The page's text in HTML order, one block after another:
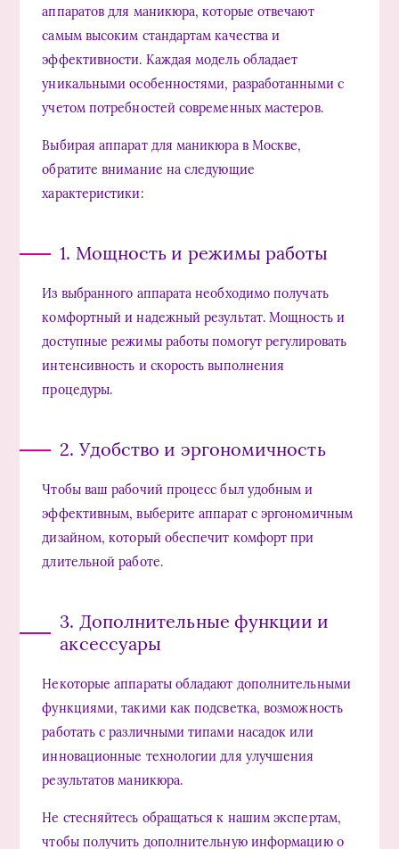
аппаратов для маникюра, которые отвечают
самым высоким стандартам качества и
эффективности. Каждая модель обладает
уникальными особенностями, разработанными с
учетом потребностей современных мастеров.
Выбирая аппарат для маникюра в Москве,
обратите внимание на следующие
характеристики:
1. Мощность и режимы работы
Из выбранного аппарата необходимо получать
комфортный и надежный результат. Мощность и
доступные режимы работы помогут регулировать
интенсивность и скорость выполнения
процедуры.
2. Удобство и эргономичность
Чтобы ваш рабочий процесс был удобным и
эффективным, выберите аппарат с эргономичным
дизайном, который обеспечит комфорт при
длительной работе.
3. Дополнительные функции и
аксессуары
Некоторые аппараты обладают дополнительными
функциями, такими как подсветка, возможность
работать с различными типами насадок или
инновационные технологии для улучшения
результатов маникюра.
Не стесняйтесь обращаться к нашим экспертам,
чтобы получить дополнительную информацию о